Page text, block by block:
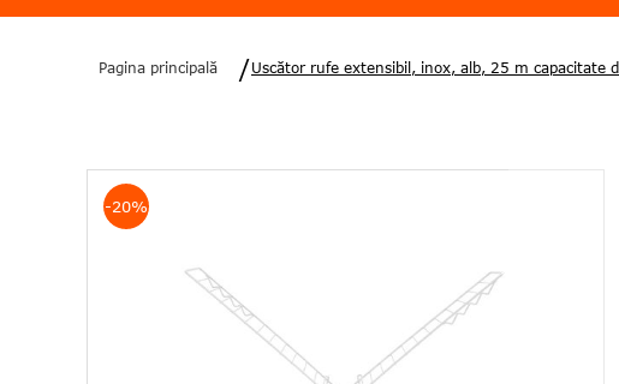
Pagina principală Uscător rufe extensibil, inox, alb, 25 m capacitate
-20%